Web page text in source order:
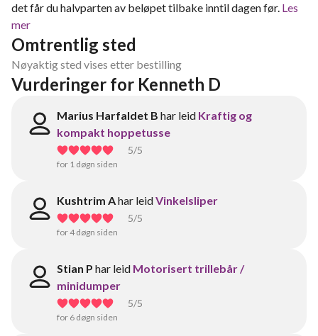
det får du halvparten av beløpet tilbake inntil dagen før. Les
mer
Omtrentlig sted
Nøyaktig sted vises etter bestilling
Vurderinger for Kenneth D
Marius Harfaldet B har leid Kraftig og
kompakt hoppetusse
5/5
for 1 døgn siden
Kushtrim Ahar leidVinkelsliper
5/5
for 4 døgn siden
Stian P har leid Motorisert trillebår /
minidumper
5/5
for 6 døgn siden